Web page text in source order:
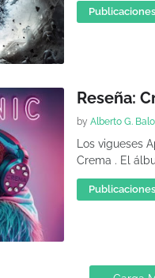
Reseña:
by Alberto G. Balo
Los vigueses
Crema . El